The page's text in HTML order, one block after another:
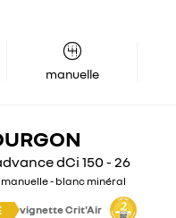
manuelle
dCi 150 - 26
- blanc minéral
vignette Crit'Air